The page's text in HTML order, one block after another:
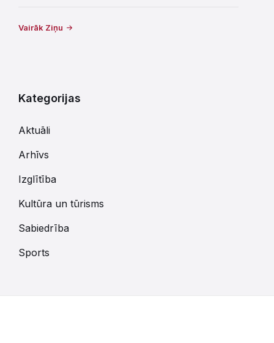
Vairāk Ziņu
Kategorijas
Aktuāli
Arhīvs
Izglītība
Kultūra un tūrisms
Sabiedrība
Sports